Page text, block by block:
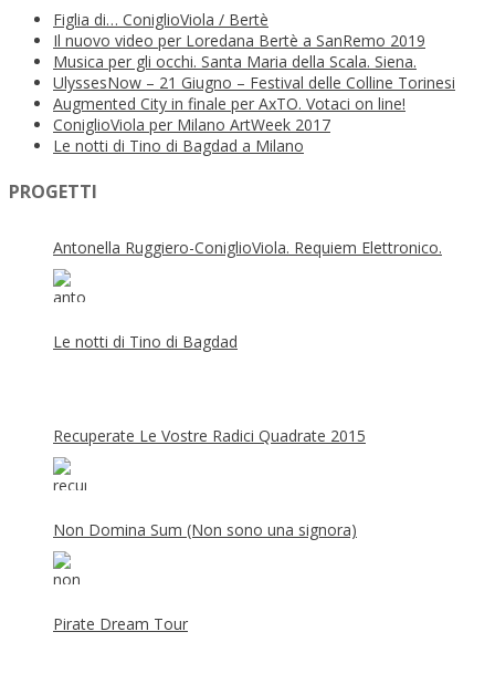
Figlia di… ConiglioViola / Bertè
Il nuovo video per Loredana Bertè a SanRemo 2019
Musica per gli occhi. Santa Maria della Scala. Siena.
UlyssesNow – 21 Giugno – Festival delle Colline Torinesi
Augmented City in finale per AxTO. Votaci on line!
ConiglioViola per Milano ArtWeek 2017
Le notti di Tino di Bagdad a Milano
PROGETTI
Antonella Ruggiero-ConiglioViola. Requiem Elettronico.
Le notti di Tino di Bagdad
Recuperate Le Vostre Radici Quadrate 2015
Non Domina Sum (Non sono una signora)
Pirate Dream Tour